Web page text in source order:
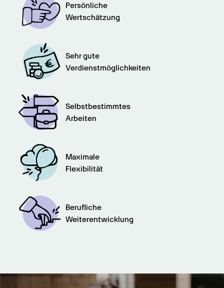
Persönliche
Wertschätzung
Sehr gute
Verdienstmöglichkeiten
Selbstbestimmtes
Arbeiten
Maximale
Flexibilität
Berufliche
Weiterentwicklung